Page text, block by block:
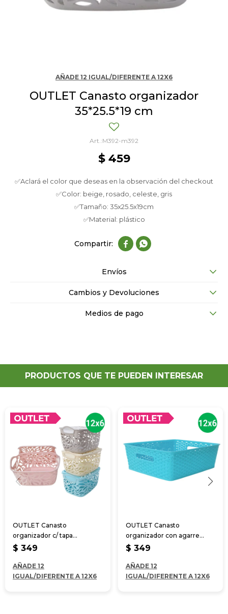
AÑADE 12 IGUAL/DIFERENTE A 12X6
OUTLET Canasto organizador
35*25.5*19 cm
M392-m392
$ 459
✅Aclará el color que deseas en la observación del checkout
✅Color: beige, rosado, celeste, gris
✅Tamaño: 35x25.5x19cm
✅Material: plástico
 
Envíos
Cambios y Devoluciones
Medios de pago
PRODUCTOS QUE TE PUEDEN INTERESAR
OUTLET Canasto
organizador c/ tapa
29*22.5*14.5 cm
$ 349
AÑADE 12
IGUAL/DIFERENTE A 12X6
OUTLET Canasto
organizador con agarre
35.5*29.5*13.5 cm
$ 349
AÑADE 12
IGUAL/DIFERENTE A 12X6